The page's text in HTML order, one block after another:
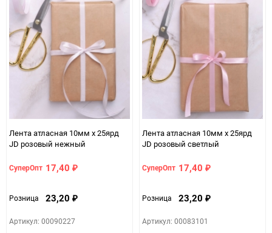
Лента атласная 10мм х 25ярд
JD розовый нежный
СуперОпт 17,40 ₽
Розница 23,20 ₽
Артикул: 00090227
Лента атласная 10мм х 25ярд
JD розовый светлый
СуперОпт 17,40 ₽
Розница 23,20 ₽
Артикул: 00083101